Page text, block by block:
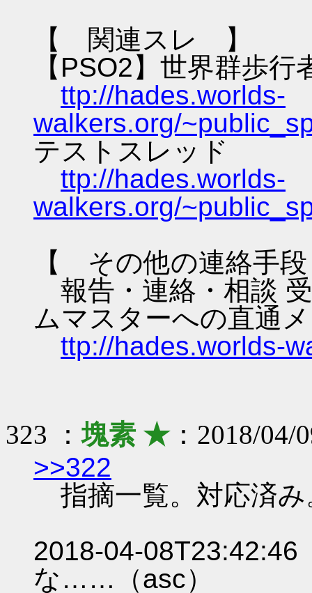
【 関連スレ 】
【PSO2】世界群歩
ttp://hades.worlds-
walkers.org/
テストスレッド
ttp://hades.worlds-
walkers.org/
【 その他の連絡手
報告・連絡・相談
ムマスターへの直通
ttp://hades.worlds-
323 ：塊素 ★：2018/04/
>>322
指摘一覧。対応済み
2018-04-
な……（asc）